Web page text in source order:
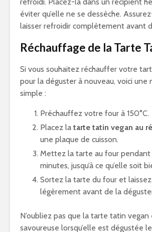
éviter qu’elle ne se dessèche.
laisser refroidir complètement avant
Réchauffage de la Tarte
Si vous souhaitez réchauffer votre
pour la déguster à nouveau, voici une
simple :
Préchauffez votre four à 150°C.
Placez la tarte tatin vegan au
une plaque de cuisson.
Mettez la tarte au four pendant
minutes, jusqu’à ce qu’elle soit
Sortez la tarte du four et
légèrement avant de la
N’oubliez pas que la tarte tatin vegan
savoureuse lorsqu’elle est dégustée